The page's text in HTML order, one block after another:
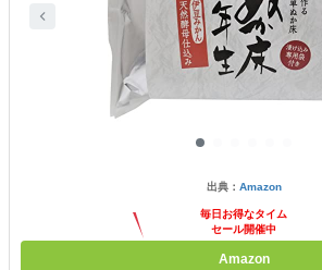
出典： Amazon
毎日お得なタイム
セール開催中
Amazon